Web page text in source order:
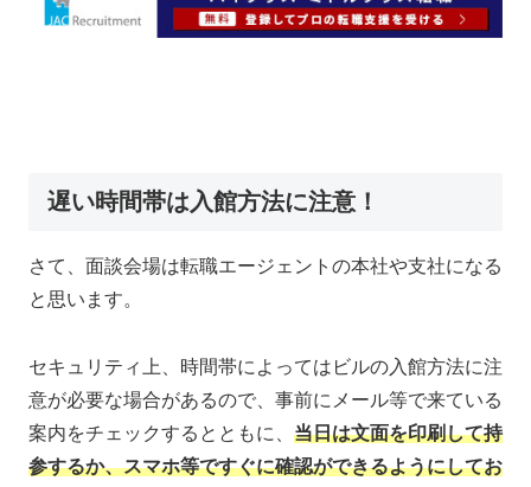
遅い時間帯は入館方法に注意！
さて、面談会場は転職エージェントの本社や支社になる
と思います。
セキュリティ上、時間帯によってはビルの入館方法に注
意が必要な場合があるので、事前にメール等で来ている
案内をチェックするとともに、 当日は文面を印刷して持
参するか、スマホ等ですぐに確認ができるようにしてお